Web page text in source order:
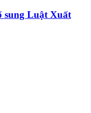
sung Luật Xuất